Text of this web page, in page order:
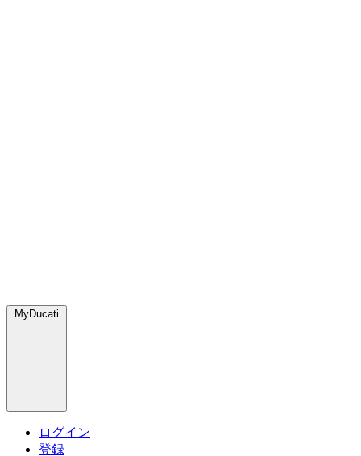
MyDucati
ログイン
登録